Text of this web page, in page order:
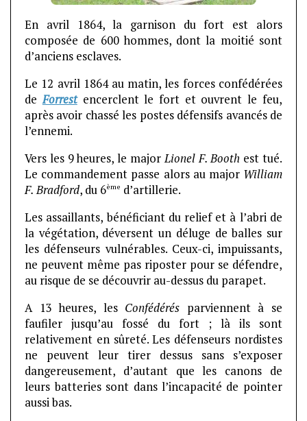
En avril 1864, la garnison du fort est alors
composée de 600 hommes, dont la moitié sont
d’anciens esclaves.
Le 12 avril 1864 au matin, les forces confédérées
deForrestencerclent le fort et ouvrent le feu,
après avoir chassé les postes défensifs avancés de
l’ennemi.
Vers les 9 heures, le majorLionel F. Booth est tué.
Le commandement passe alors au majorWilliam
F. Bradford, du 6ème d’artillerie.
Les assaillants, bénéficiant du relief et à l’abri de
la végétation, déversent un déluge de balles sur
les défenseurs vulnérables. Ceux-ci, impuissants,
ne peuvent même pas riposter pour se défendre,
au risque de se découvrir au-dessus du parapet.
A 13 heures, les Confédérés parviennent à se
faufiler jusqu’au fossé du fort ; là ils sont
relativement en sûreté. Les défenseurs nordistes
ne peuvent leur tirer dessus sans s’exposer
dangereusement, d’autant que les canons de
leurs batteries sont dans l’incapacité de pointer
aussi bas.